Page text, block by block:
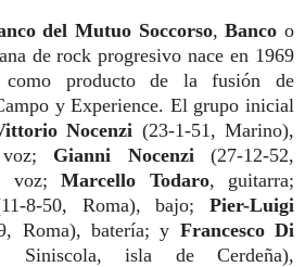
del Mutuo Soccorso,Banco o
de rock progresivo nace en 1969
producto de la fusión de
y Experience. El grupo inicial
Nocenzi (23-1-51, Marino),
Gianni Nocenzi(27-12-52,
voz; Marcello Todaro, guitarra;
8-50, Roma),bajo;Pier-Luigi
Roma), batería; y Francesco Di
Siniscola, isla de Cerdeña),